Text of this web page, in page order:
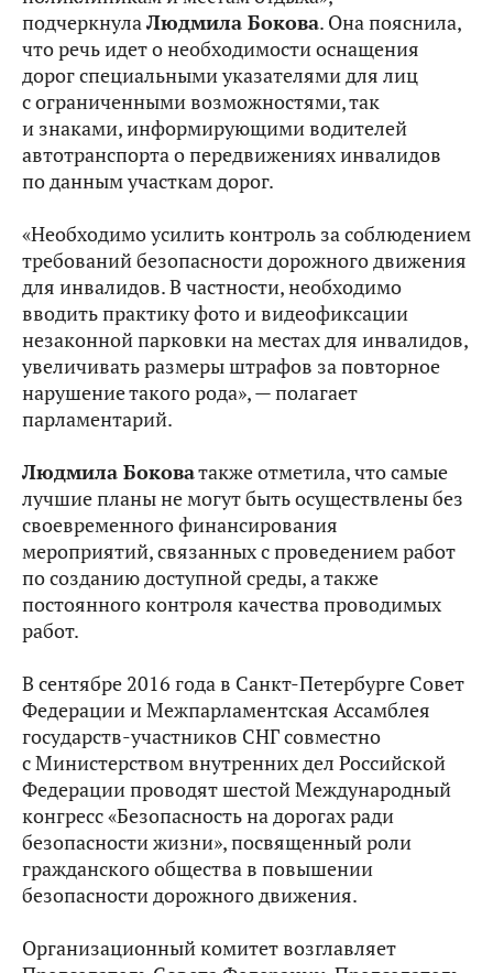
подчеркнулаЛюдмила Бокова. Она пояснила,
что речь идет о необходимости оснащения
дорог специальными указателями для лиц
с ограниченными возможностями, так
и знаками, информирующими водителей
автотранспорта о передвижениях инвалидов
по данным участкам дорог.
«Необходимо усилить контроль за соблюдением
требований безопасности дорожного движения
для инвалидов. В частности, необходимо
вводить практику фото и видеофиксации
незаконной парковки на местах для инвалидов,
увеличивать размеры штрафов за повторное
нарушение такого рода», — полагает
парламентарий.
Людмила Боковатакже отметила, что самые
лучшие планы не могут быть осуществлены без
своевременного финансирования
мероприятий, связанных с проведением работ
по созданию доступной среды, а также
постоянного контроля качества проводимых
работ.
В сентябре 2016 года в Санкт-Петербурге Совет
Федерации и Межпарламентская Ассамблея
государств-участников СНГ совместно
с Министерством внутренних дел Российской
Федерации проводят шестой Международный
конгресс «Безопасность на дорогах ради
безопасности жизни», посвященный роли
гражданского общества в повышении
безопасности дорожного движения.
Организационный комитет возглавляет